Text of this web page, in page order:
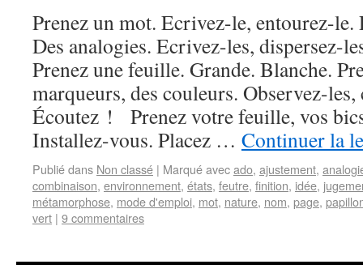
Prenez un mot. Ecrivez-le, entourez-le.
Des analogies. Ecrivez-les, dispersez-
Prenez une feuille. Grande. Blanche.
marqueurs, des couleurs. Observez-
Écoutez ! Prenez votre feuille, vos
Installez-vous. Placez … Continuer la
Publié dans Non classé | Marqué avecado, ajustement,
combinaison, environnement, états, feutre, finition, idée,
métamorphose, mode d'emploi, mot, nature, nom, page,
vert | 9 commentaires